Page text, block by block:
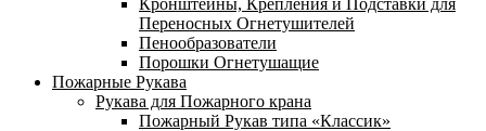
Кронштейны, Крепления и Подставки для
Переносных Огнетушителей
Пенообразователи
Порошки Огнетушащие
Пожарные Рукава
Рукава для Пожарного крана
Пожарный Рукав типа «Классик»